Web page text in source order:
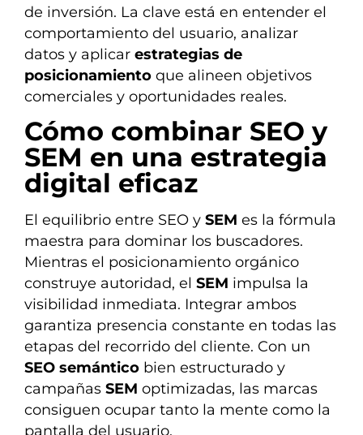
de inversión. La clave está en entender el
comportamiento del usuario, analizar
datos y aplicar estrategias de
posicionamiento que alineen objetivos
comerciales y oportunidades reales.
Cómo combinar SEO y
SEM en una estrategia
digital eficaz
El equilibrio entre SEO y SEM es la fórmula
maestra para dominar los buscadores.
Mientras el posicionamiento orgánico
construye autoridad, el SEM impulsa la
visibilidad inmediata. Integrar ambos
garantiza presencia constante en todas las
etapas del recorrido del cliente. Con un
SEO semántico bien estructurado y
campañas SEM optimizadas, las marcas
consiguen ocupar tanto la mente como la
pantalla del usuario.